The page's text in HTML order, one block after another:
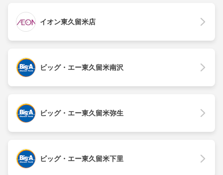
イオン東久留米店
ビッグ・エー東久留米南沢
ビッグ・エー東久留米弥生
ビッグ・エー東久留米下里